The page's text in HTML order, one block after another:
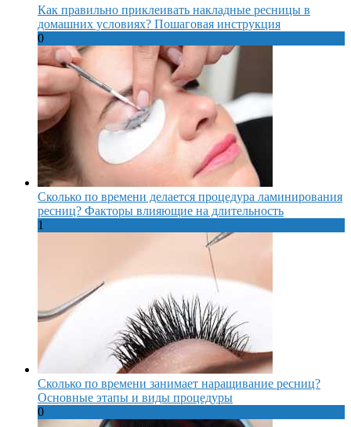
Как правильно приклеивать накладные ресницы в
домашних условиях? Пошаговая инструкция
0
Сколько по времени делается процедура ламинирования
ресниц? Факторы влияющие на длительность
1
Сколько по времени занимает наращивание ресниц?
Основные этапы и виды процедуры
0